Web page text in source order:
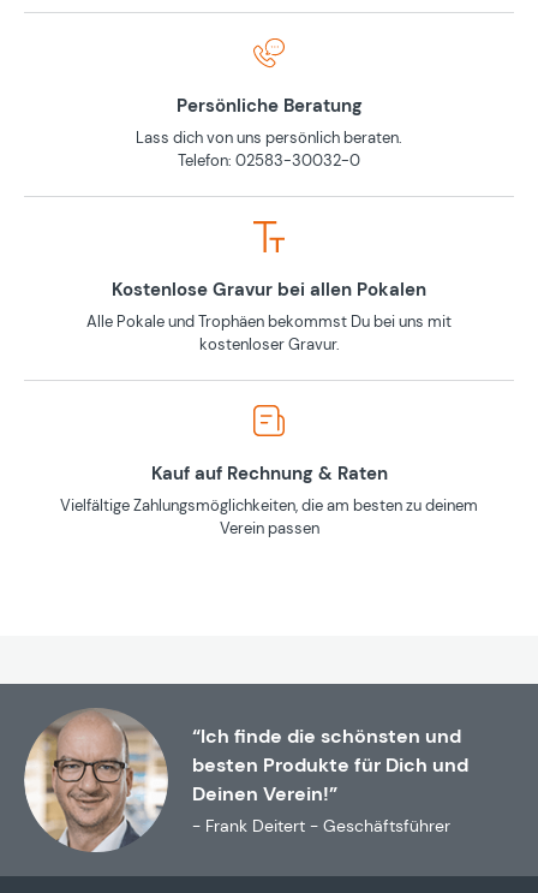
Persönliche Beratung
Lass dich von uns persönlich beraten.
Telefon: 02583-30032-0
Kostenlose Gravur bei allen Pokalen
Alle Pokale und Trophäen bekommst Du bei uns mit
kostenloser Gravur.
Kauf auf Rechnung & Raten
Vielfältige Zahlungsmöglichkeiten, die am besten zu deinem
Verein passen
“Ich finde die schönsten und
besten Produkte für Dich und
Deinen Verein!”
- Frank Deitert - Geschäftsführer